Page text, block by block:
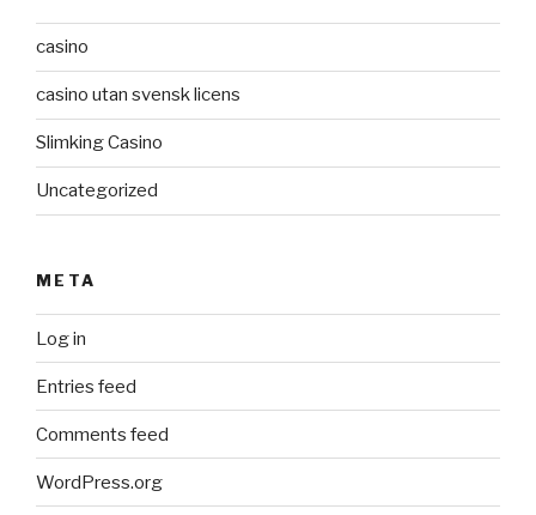
casino
casino utan svensk licens
Slimking Casino
Uncategorized
META
Log in
Entries feed
Comments feed
WordPress.org